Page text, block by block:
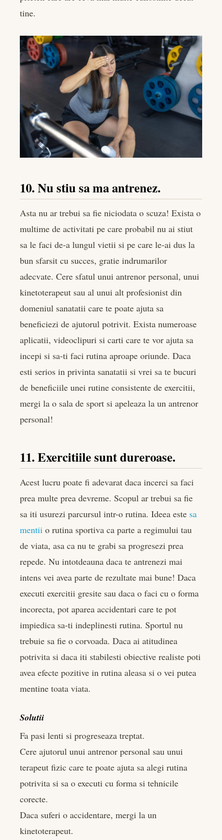
tine.
10. Nu stiu sa ma antrenez.
Asta nu ar trebui sa fie niciodata o scuza! Exista o
multime de activitati pe care probabil nu ai stiut
sa le faci de-a lungul vietii si pe care le-ai dus la
bun sfarsit cu succes, gratie indrumarilor
adecvate. Cere sfatul unui antrenor personal, unui
kinetoterapeut sau al unui alt profesionist din
domeniul sanatatii care te poate ajuta sa
beneficiezi de ajutorul potrivit. Exista numeroase
aplicatii, videoclipuri si carti care te vor ajuta sa
incepi si sa-ti faci rutina aproape oriunde. Daca
esti serios in privinta sanatatii si vrei sa te bucuri
de beneficiile unei rutine consistente de exercitii,
mergi la o sala de sport si apeleaza la un antrenor
personal!
11. Exercitiile sunt dureroase.
Acest lucru poate fi adevarat daca incerci sa faci
prea multe prea devreme. Scopul ar trebui sa fie
sa iti usurezi parcursul intr-o rutina. Ideea este sa
mentii o rutina sportiva ca parte a regimului tau
de viata, asa ca nu te grabi sa progresezi prea
repede. Nu intotdeauna daca te antrenezi mai
intens vei avea parte de rezultate mai bune! Daca
executi exercitii gresite sau daca o faci cu o forma
incorecta, pot aparea accidentari care te pot
impiedica sa-ti indeplinesti rutina. Sportul nu
trebuie sa fie o corvoada. Daca ai atitudinea
potrivita si daca iti stabilesti obiective realiste poti
avea efecte pozitive in rutina aleasa si o vei putea
mentine toata viata.
Solutii
Fa pasi lenti si progreseaza treptat.
Cere ajutorul unui antrenor personal sau unui
terapeut fizic care te poate ajuta sa alegi rutina
potrivita si sa o executi cu forma si tehnicile
corecte.
Daca suferi o accidentare, mergi la un
kinetoterapeut.